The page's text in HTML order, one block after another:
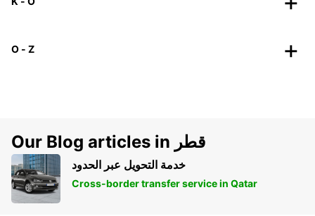
O - Z
Our Blog articles in قطر
خدمة التحويل عبر الحدود
Cross-border transfer service in Qatar